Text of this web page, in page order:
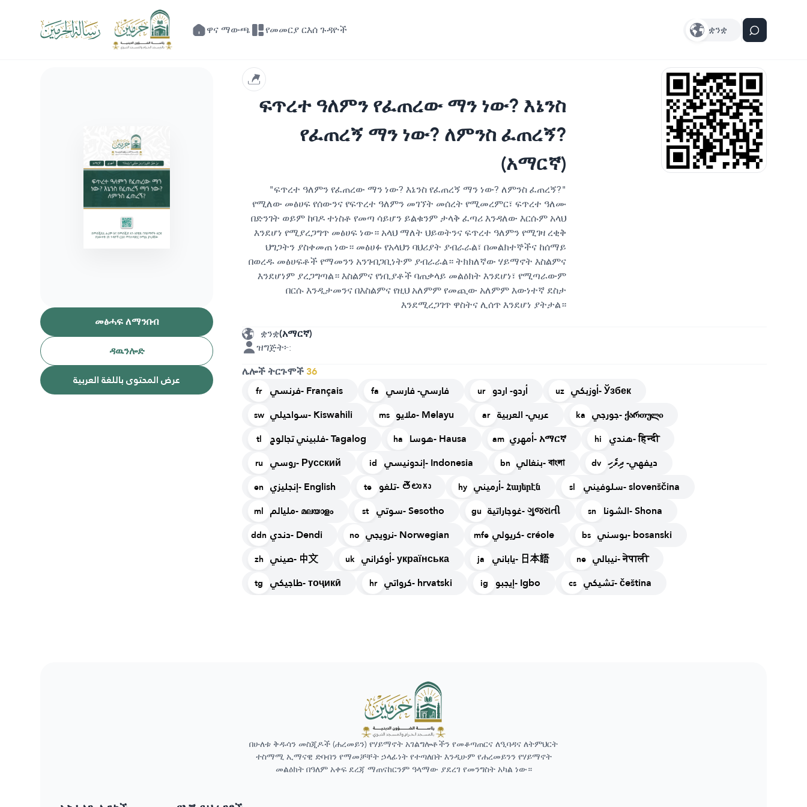
ዋና ማውጫ የመመርያ ርእሰ ጉዳዮች ቋንቋ
መፅሓፍ ለማንበብ
ዳዉንሎድ
عرض المحتوى باللغة العربية
ፍጥረተ ዓለምን የፈጠረው ማን ነው? እኔንስ
የፈጠረኝ ማን ነው? ለምንስ ፈጠረኝ?
(አማርኛ)
"ፍጥረተ ዓለምን የፈጠረው ማን ነው? እኔንስ የፈጠረኝ ማን ነው? ለምንስ ፈጠረኝ?"
የሚለው መፅሀፍ የሰውንና የፍጥረተ ዓለምን መገኘት መሰረት የሚመረምር፣ ፍጥረተ ዓለሙ
በድንገት ወይም ከባዶ ተነስቶ የመጣ ሳይሆን ይልቁንም ታላቅ ፈጣሪ እንዳለው እርሱም አላህ
እንደሆነ የሚያረጋግጥ መፅሀፍ ነው። አላህ ማለት ህይወትንና ፍጥረተ ዓለምን የሚገዛ ረቂቅ
ህግጋትን ያስቀመጠ ነው። መፅሀፉ የአላህን ባህሪያት ያብራራል፣ በመልክተኞችና ከሰማይ
በወረዱ መፅሀፍቶች የማመንን አንገብጋቢነትም ያብራራል። ትክክለኛው ሃይማኖት እስልምና
እንደሆነም ያረጋግጣል። እስልምና የነቢያቶች ባጠቃላይ መልዕክት እንደሆነ፣ የሚጣራውም
በርሱ እንዲታመንና በእስልምና የዚህ አለምም የመጪው አለምም እውነተኛ ደስታ
እንደሚረጋገጥ ዋስትና ሊሰጥ እንደሆነ ያትታል።
ቋንቋ(አማርኛ)
ዝግጅት፦:
ሌሎች ትርጉሞች36
fr فرنسي- Français fa فارسي- فارسي ur أردو- اردو uz أوزبكي- Ўзбек
sw سواحيلي- Kiswahili ms ملايو- Melayu ar عربي- العربية ka جورجي- ქართული
tl فلبيني تجالوج- Tagalog ha هوسا- Hausa am أمهري- አማርኛ hi هندي- हिन्दी
ru روسي- Русский id إندونيسي- Indonesia bn بنغالي- বাংলা dv ديفهي- ދިވެހި
en إنجليزي- English te تلغو- తెలుగు hy أرميني- Հայերէն sl سلوفيني- slovenščina
ml مليالم- മലയാളം st سوتي- Sesotho gu غوجاراتية- ગુજરાતી sn الشونا- Shona
ddn دندي- Dendi no نرويجي- Norwegian mfe كريولي- créole bs بوسني- bosanski
zh صيني- 中文 uk أوكراني- українська ja ياباني- 日本語 ne نيبالي- नेपाली
tg طاجيكي- тоҷикӣ hr كرواتي- hrvatski ig إيجبو- Igbo cs تشيكي- čeština
በሁለቱ ቅዱሳን መስጂዶች (ሐረመይን) የሃይማኖት አገልግሎቶችን የመቆጣጠርና ለዒባዳና ለትምህርት
ተስማሚ ኢማናዊ ድባብን የማመቻቸት ኃላፊነት የተጣለበት እንዲሁም የሐረመይንን የሃይማኖት
መልዕክት በዓለም አቀፍ ደረጃ ማጠናከርንም ዓላማው ያደረገ የመንግስት አካል ነው።